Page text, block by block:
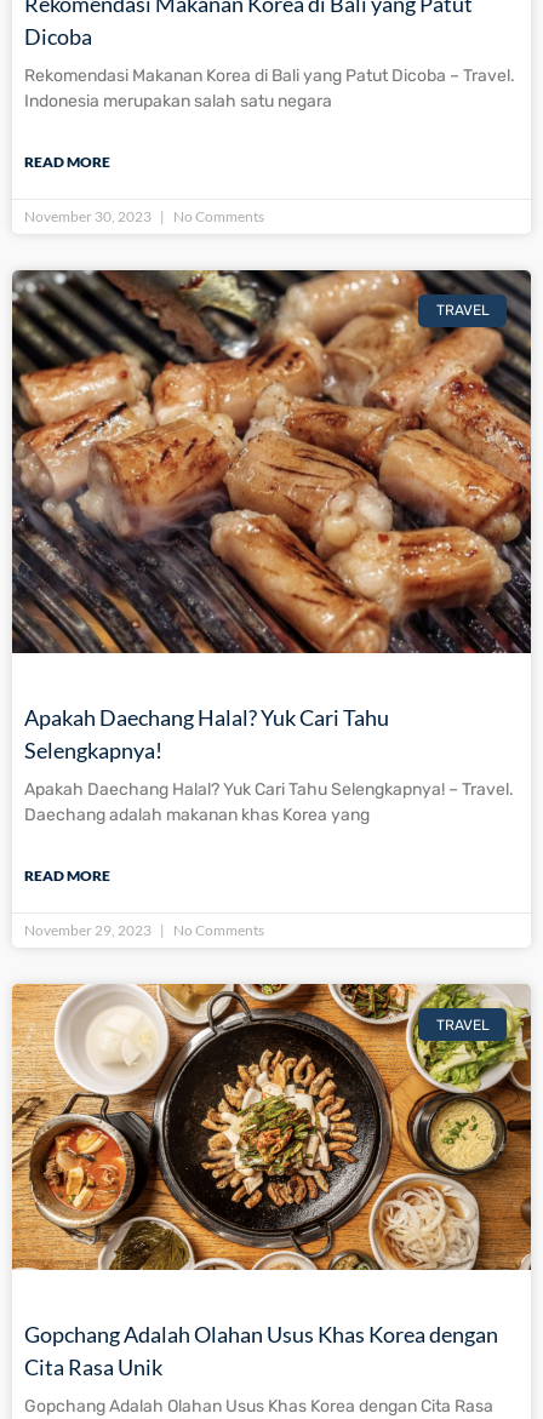
Dicoba
Rekomendasi Makanan Korea di Bali yang Patut Dicoba – Travel.
Indonesia merupakan salah satu negara
READ MORE
November 30, 2023 No Comments
TRAVEL
Apakah Daechang Halal? Yuk Cari Tahu
Selengkapnya!
Apakah Daechang Halal? Yuk Cari Tahu Selengkapnya! – Travel.
Daechang adalah makanan khas Korea yang
READ MORE
November 29, 2023 No Comments
TRAVEL
Gopchang Adalah Olahan Usus Khas Korea dengan
Cita Rasa Unik
Gopchang Adalah Olahan Usus Khas Korea dengan Cita Rasa